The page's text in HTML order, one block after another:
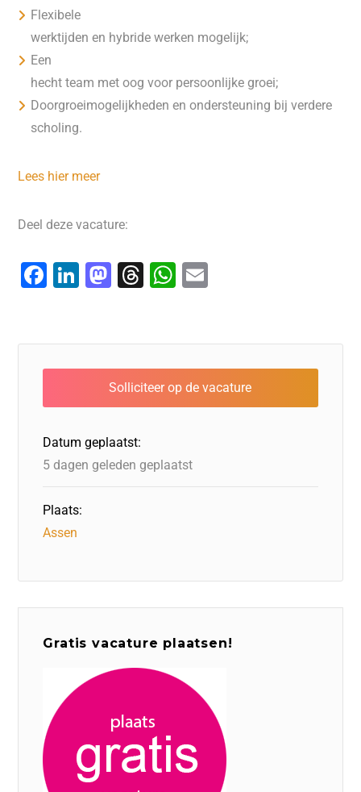
Flexibele
werktijden en hybride werken mogelijk;
Een
hecht team met oog voor persoonlijke groei;
Doorgroeimogelijkheden en ondersteuning bij verdere
scholing.
Lees hier meer
Deel deze vacature:
F
e
b
o
o
k
Li
e
dI
n
M
o
d
o
n
T
a
d
s
W
s
A
p
l
Datum geplaatst:
5 dagen geleden geplaatst
Plaats:
Assen
Gratis vacature plaatsen!